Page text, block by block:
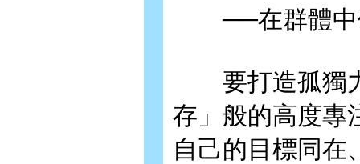
──在群體中
要打造孤獨力
存」般的高度專
自己的目標同在